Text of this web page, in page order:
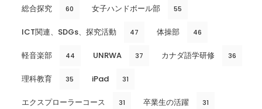
総合探究 60 女子ハンドボール部 55
ICT関連、SDGs、探究活動 47 体操部 46
軽音楽部 44 UNRWA 37 カナダ語学研修 36
理科教育 35 iPad 31
エクスプローラーコース 31 卒業生の活躍 31